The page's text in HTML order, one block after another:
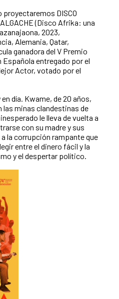
proyectaremos DISCO
(Disco Afrika: una
2023,
Alemania, Qatar,
ganadora del V Premio
Española entregado por el
Actor, votado por el
día. Kwame, de 20 años,
las minas clandestinas de
le lleva de vuelta a
con su madre y sus
la corrupción rampante que
entre el dinero fácil y la
y el despertar político.